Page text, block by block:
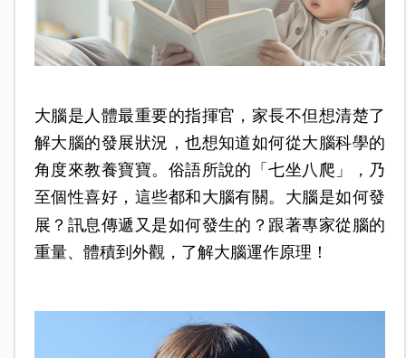
大腦是人體最重要的指揮官，家長不但想清楚了
解大腦的發展狀況，也想知道如何從大腦科學的
角度來教養寶寶。俗語所說的「七坐八爬」，乃
至個性喜好，這些都和大腦有關。 大腦是如何發
展？訊息傳遞又是如何發生的？跟著專家從腦的
重量、體積到外觀，了解大腦運作原理！